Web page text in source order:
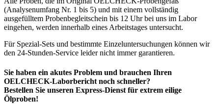
(Analysenumfang Nr. 1 bis 5) und mit einem vollständig
ausgefülltem Probenbegleitschein bis 12 Uhr bei uns im Labor
eingehen, werden innerhalb eines Arbeitstages untersucht.
Für Spezial-Sets und bestimmte Einzeluntersuchungen können wir
den 24-Stunden-Service leider nicht immer garantieren.
Sie haben ein akutes Problem und brauchen Ihren
OELCHECK-Laborbericht noch schneller?
Bestellen Sie unseren Express-Dienst für extrem eilige
Ölproben!